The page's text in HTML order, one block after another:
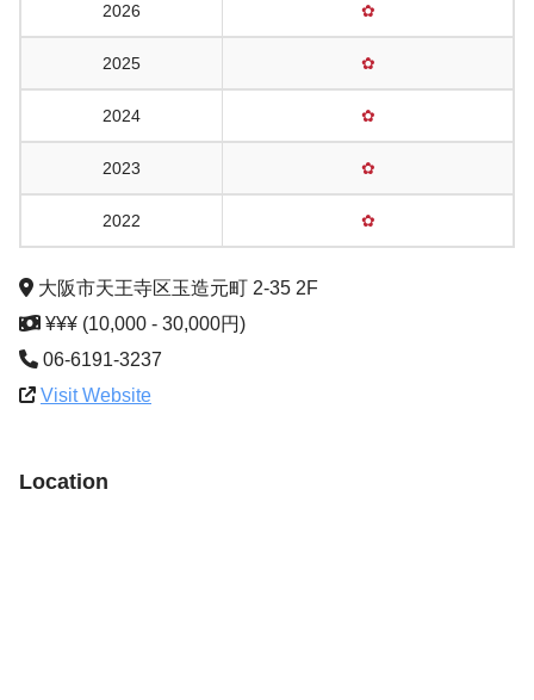
2026 ✿
2025 ✿
2024 ✿
2023 ✿
2022 ✿
大阪市天王寺区玉造元町 2-35 2F
¥¥¥ (10,000 - 30,000円)
06-6191-3237
Visit Website
Location